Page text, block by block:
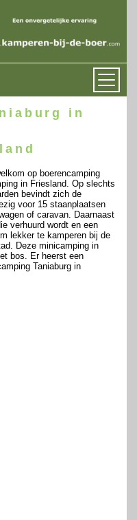
in
op boerencamping
in Friesland. Op slechts
bevindt zich de
voor 15 staanplaatsen
of caravan. Daarnaast
verhuurd wordt en een
lekker te kamperen bij de
Deze minicamping in
bos. Er heerst een
Taniaburg in